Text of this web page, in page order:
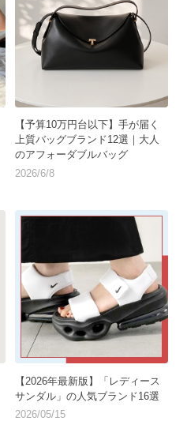
【予算10万円台以下】手が届く
上質バッグブランド12選｜大人
のアフォーダブルバッグ
2026/6/8
【2026年最新版】「レディース
サンダル」の人気ブランド16選
2026/05/15